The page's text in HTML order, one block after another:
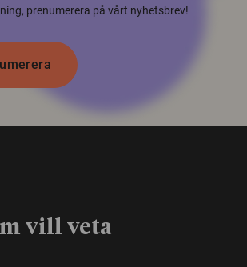
prenumerera på vårt nyhetsbrev!
vill veta